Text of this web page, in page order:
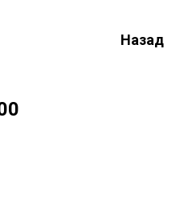
Назад